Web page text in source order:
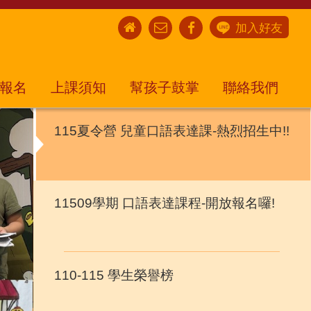
加入好友
名 上課須知 幫孩子鼓掌 聯絡我們
115夏令營 兒童口語表達課-熱烈招生中!!
11509學期 口語表達課程-開放報名囉!
110-115 學生榮譽榜